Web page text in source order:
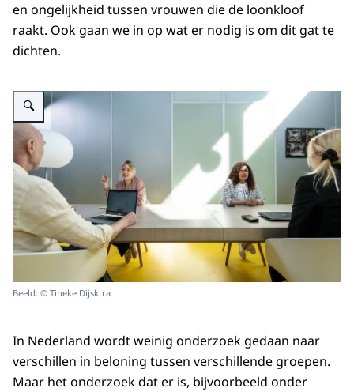
en ongelijkheid tussen vrouwen die de loonkloof
raakt. Ook gaan we in op wat er nodig is om dit gat te
dichten.
Vergroot afbeelding Vier collega's overleggen op kantoor
Beeld: © Tineke Dijsktra
In Nederland wordt weinig onderzoek gedaan naar
verschillen in beloning tussen verschillende groepen.
Maar het onderzoek dat er is, bijvoorbeeld onder